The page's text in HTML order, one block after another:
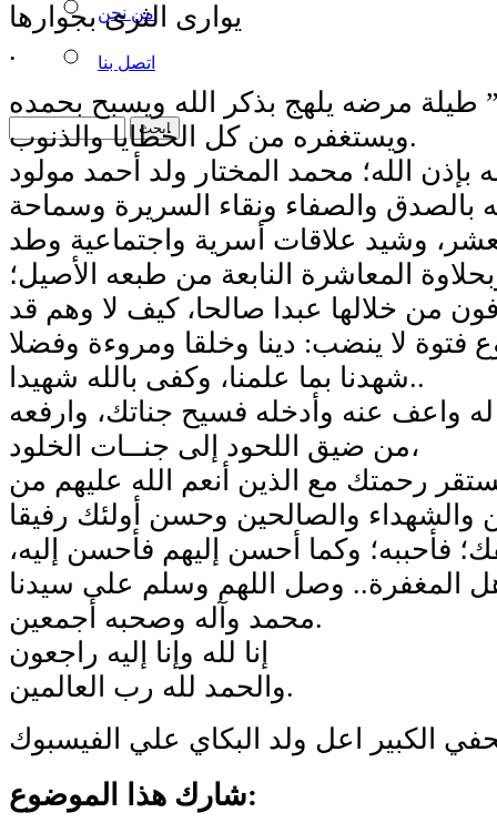
من نحن
اتصل بنا
يوارى الثرى بجوارها
.
مرضه يلهج بذكر الله ويسبح بحمده
ويستغفره من كل الخطايا والذنوب.
بإذن الله؛ محمد المختار ولد أحمد مولود
بالصدق والصفاء ونقاء السريرة وسماحة
وشيد علاقات أسرية واجتماعية وطد
المعاشرة النابعة من طبعه الأصيل؛
من خلالها عبدا صالحا، كيف لا وهم قد
شهدنا بما علمنا، وكفى بالله شهيدا..
له واعف عنه وأدخله فسيح جناتك، وارفعه
من ضيق اللحود إلى جنــات الخلود،
رحمتك مع الذين أنعم الله عليهم من
فأحببه؛ وكما أحسن إليهم فأحسن إليه،
المغفرة.. وصل اللهم وسلم على سيدنا
محمد وآله وصحبه أجمعين.
إنا لله وإنا إليه راجعون
والحمد لله رب العالمين.
الكبير اعل ولد البكاي علي الفيسبوك
شارك هذا الموضوع: